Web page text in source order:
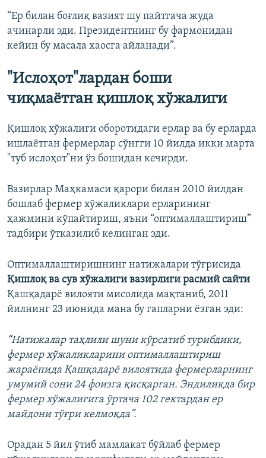
“Ер билан боғлиқ вазият шу пайтгача жуда
ачинарли эди. Президентнинг бу фармонидан
кейин бу масала хаосга айланади”.
"Ислоҳот"лардан боши
чиқмаётган қишлоқ хўжалиги
Қишлоқ хўжалиги оборотидаги ерлар ва бу ерларда
ишлаётган фермерлар сўнгги 10 йилда икки марта
"туб ислоҳот"ни ўз бошидан кечирди.
Вазирлар Маҳкамаси қарори билан 2010 йилдан
бошлаб фермер хўжаликлари ерларининг
ҳажмини кўпайтириш, яъни “оптималлаштириш”
тадбири ўтказилиб келинган эди.
Оптималлаштиришнинг натижалари тўғрисида
Қишлоқва сув хўжалиги вазирлиги расмий сайти
Қашқадарё вилояти мисолида мақтаниб, 2011
йилнинг 23 июнида мана бу гапларни ёзган эди:
“Натижалар таҳлили шуни кўрсатиб турибдики,
фермер хўжаликларини оптималлаштириш
жараёнида Қашқадарё вилоятида фермерларнинг
умумий сони 24 фоизга қисқарган. Эндиликда бир
фермер хўжалигига ўртача 102 гектардан ер
майдони тўғри келмоқда”.
Орадан 5 йил ўтиб мамлакат бўйлаб фермер